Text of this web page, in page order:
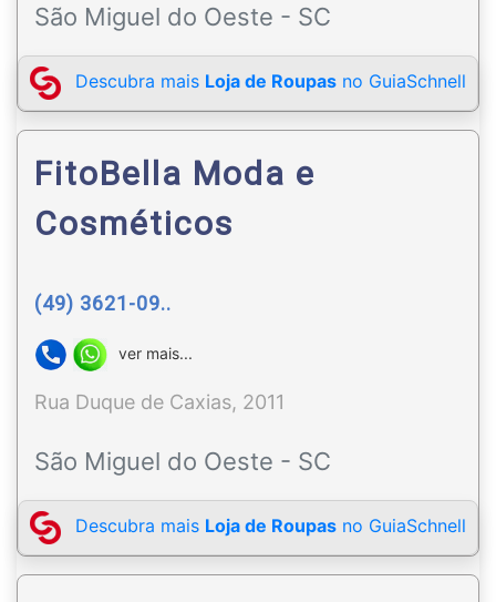
São Miguel do Oeste - SC
Descubra mais Loja de Roupas no GuiaSchnell
FitoBella Moda e
Cosméticos
(49) 3621-09..
ver mais...
Rua Duque de Caxias, 2011
São Miguel do Oeste - SC
Descubra mais Loja de Roupas no GuiaSchnell